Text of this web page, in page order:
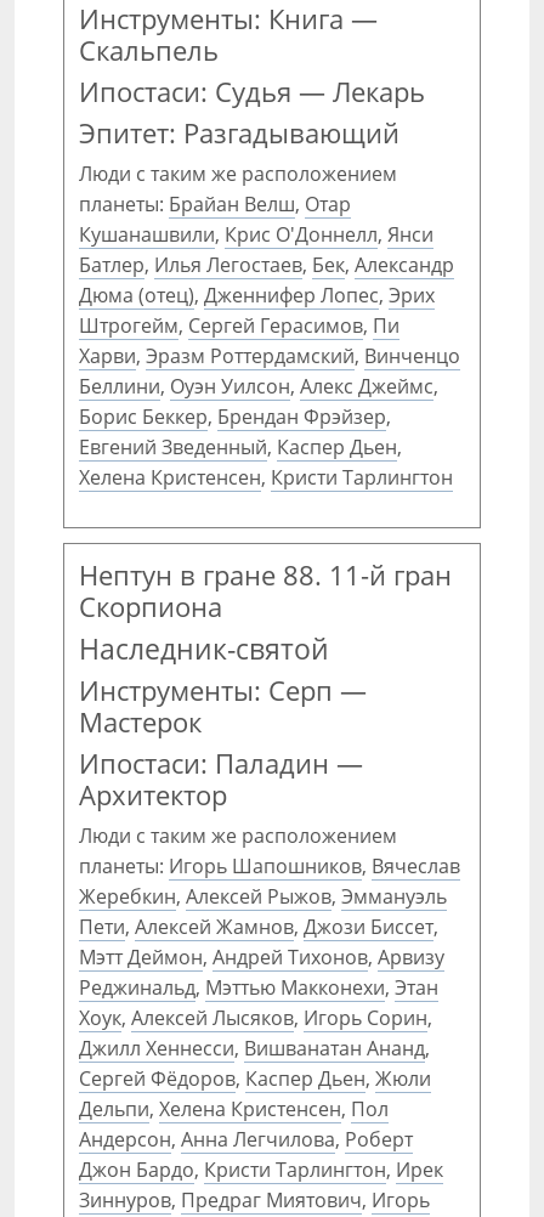
Инструменты: Книга —
Скальпель
Ипостаси: Судья — Лекарь
Эпитет: Разгадывающий
Люди с таким же расположением
планеты: Брайан Велш, Отар
Кушанашвили, Крис О'Доннелл, Янси
Батлер, Илья Легостаев, Бек, Александр
Дюма (отец), Дженнифер Лопес, Эрих
Штрогейм, Сергей Герасимов, Пи
Харви, Эразм Роттердамский, Винченцо
Беллини, Оуэн Уилсон, Алекс Джеймс,
Борис Беккер, Брендан Фрэйзер,
Евгений Зведенный, Каспер Дьен,
Хелена Кристенсен, Кристи Тарлингтон
Нептун в гране 88. 11-й гран
Скорпиона
Наследник-святой
Инструменты: Серп —
Мастерок
Ипостаси: Паладин —
Архитектор
Люди с таким же расположением
планеты: Игорь Шапошников, Вячеслав
Жеребкин, Алексей Рыжов, Эммануэль
Пети, Алексей Жамнов, Джози Биссет,
Мэтт Деймон, Андрей Тихонов, Арвизу
Реджинальд, Мэттью Макконехи, Этан
Хоук, Алексей Лысяков, Игорь Сорин,
Джилл Хеннесси, Вишванатан Ананд,
Сергей Фёдоров, Каспер Дьен, Жюли
Дельпи, Хелена Кристенсен, Пол
Андерсон, Анна Легчилова, Роберт
Джон Бардо, Кристи Тарлингтон, Ирек
Зиннуров, Предраг Миятович, Игорь